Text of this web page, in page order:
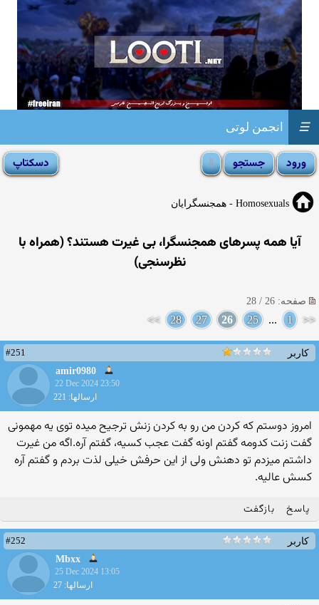
انجمن لوتی ☰
Homosexuals - همجنسگرایان
آیا همه پسرهای همجنسگرا، بی غیرت هستند؟ (همراه با
نظرسنجی)
صفحه: 26 / 28
<<
1
...
25
26
27
28
>>
کاربر
#251
amir0980
22 Dec 2024 23:50
ارسالها: 221
امروز دوستم که کردن من رو به کردن زنش ترجیح میده توی یه مهمونی
گفت زنت کدومه گفتم اونه گفت عجب کسیه، گفتم آره.اگه من غیرت
داشتم میزدم تو دهنش ولی از این حرفش خیلی لذت بردم و گفتم آره
کسش عالیه.
پاسخ بازگفت
کاربر
#252
Mbxx
25 Dec 2024 13:05
ارسالها: 27